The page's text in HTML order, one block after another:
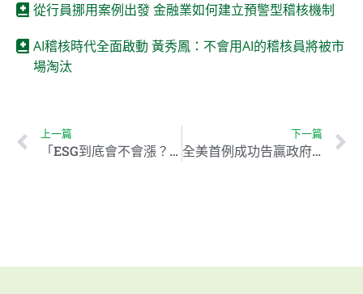
從行員挪用案例出發 金融業如何建立預警型稽核機制
AI稽核時代全面啟動 黃秀鳳：不會用AI的稽核員將被市
場淘汰
上一篇
「ESG到底會不會漲？」專家分享小0050的三大優勢
下一篇
全美首例成功告贏政府的氣候訴訟案，對蒙大拿州能源供應產生重要影響